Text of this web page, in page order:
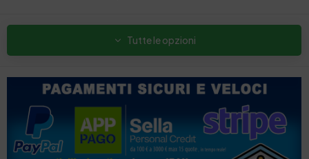
Tutte le opzioni